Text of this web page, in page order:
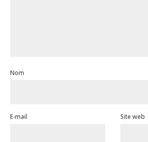
Nom
E-mail Site web